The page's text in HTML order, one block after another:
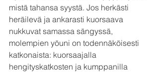
mistä tahansa syystä. Jos herkästi
heräilevä ja ankarasti kuorsaava
nukkuvat samassa sängyssä,
molempien yöuni on todennäköisesti
katkonaista: kuorsaajalla
hengityskatkosten ja kumppanilla